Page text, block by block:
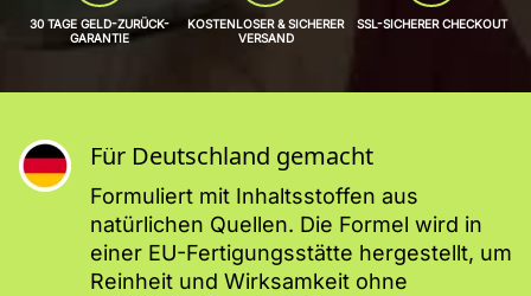
30 TAGE GELD-ZURÜCK-
GARANTIE
KOSTENLOSER & SICHERER
VERSAND
SSL-SICHERER CHECKOUT
Für Deutschland gemacht
Formuliert mit Inhaltsstoffen aus
natürlichen Quellen. Die Formel wird in
einer EU-Fertigungsstätte hergestellt, um
Reinheit und Wirksamkeit ohne